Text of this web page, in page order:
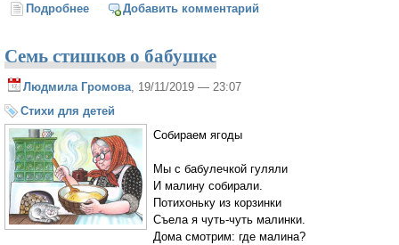
Подробнее о Если не пользоваться человечностью в себе, она
Добавить комментарий
Семь стишков о бабушке
Людмила Громова, 19/11/2019 — 23:07
Стихи для детей
Собираем ягоды
Мы с бабулечкой гуляли
И малину собирали.
Потихоньку из корзинки
Съела я чуть-чуть малинки.
Дома смотрим: где малина?